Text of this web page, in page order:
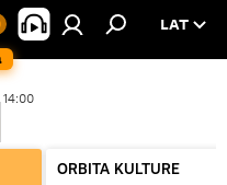
LAT
14:00
ORBITA KULTURE